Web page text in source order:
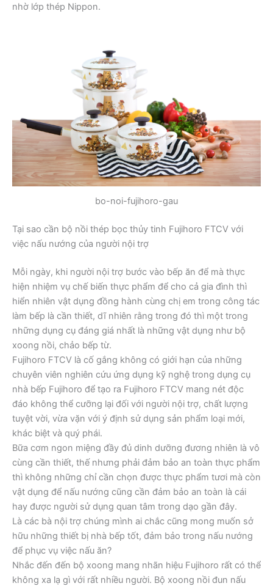
nhờ lớp thép Nippon.
bo-noi-fujihoro-gau
Tại sao cần bộ nồi thép bọc thủy tinh Fujihoro FTCV với
việc nấu nướng của người nội trợ
Mỗi ngày, khi người nội trợ bước vào bếp ăn để mà thực
hiện nhiệm vụ chế biến thực phẩm để cho cả gia đình thì
hiển nhiên vật dụng đồng hành cùng chị em trong công tác
làm bếp là cần thiết, dĩ nhiên rằng trong đó thì một trong
những dụng cụ đáng giá nhất là những vật dụng như bộ
xoong nồi, chảo bếp từ.
Fujihoro FTCV là cố gắng không có giới hạn của những
chuyên viên nghiên cứu ứng dụng kỹ nghệ trong dụng cụ
nhà bếp Fujihoro để tạo ra Fujihoro FTCV mang nét độc
đáo không thể cưỡng lại đối với người nội trợ, chất lượng
tuyệt vời, vừa vặn với ý định sử dụng sản phẩm loại mới,
khác biệt và quý phái.
Bữa cơm ngon miệng đầy đủ dinh dưỡng đương nhiên là vô
cùng cần thiết, thế nhưng phải đảm bảo an toàn thực phẩm
thì không những chỉ cần chọn được thực phẩm tươi mà còn
vật dụng để nấu nướng cũng cần đảm bảo an toàn là cái
hay được người sử dụng quan tâm trong dạo gần đây.
Là các bà nội trợ chúng mình ai chắc cũng mong muốn sở
hữu những thiết bị nhà bếp tốt, đảm bảo trong nấu nướng
để phục vụ việc nấu ăn?
Nhắc đến đến bộ xoong mang nhãn hiệu Fujihoro rất có thể
không xa lạ gì với rất nhiều người. Bộ xoong nồi đun nấu